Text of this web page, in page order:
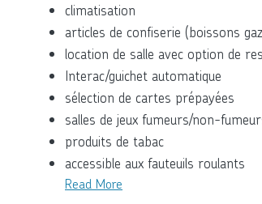
climatisation
articles de confiserie (boissons
location de salle avec option de
Interac/guichet automatique
sélection de cartes prépayées
salles de jeux fumeurs/non-
produits de tabac
accessible aux fauteuils roulants
Read More